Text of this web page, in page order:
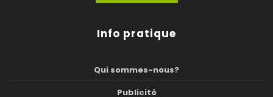
Info pratique
Qui sommes-nous?
Publicité